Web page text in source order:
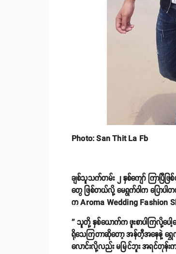
Photo: San Thit La Fb
ချစ်သူသက်တမ်း ၂ နှစ်ကျော် ကြာပြီ
တွေ ဖြစ်တယ်လို့ မေရွက်ဝါက ပြောပ
က Aroma Wedding Fashion
'' သူတို့ နှစ်ယောက်က ဖူးစာပါကြလို့ပေ
ရိုသေကြတာဆိုတော့ အန်တီ့အနေနဲ့ ရွှေ
လောင်းလို့လည်း မမြင်ဘူး အရင်တု